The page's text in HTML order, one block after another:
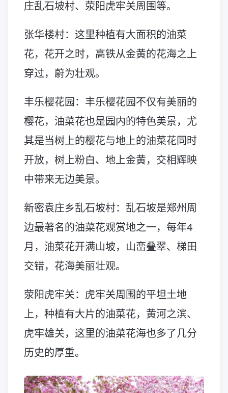
庄乱石坡村、荥阳虎牢关周围等。
张华楼村：这里种植有大面积的油菜
花，花开之时，高铁从金黄的花海之上
穿过，蔚为壮观。
丰乐樱花园：丰乐樱花园不仅有美丽的
樱花，油菜花也是园内的特色美景，尤
其是当树上的樱花与地上的油菜花同时
开放，树上粉白、地上金黄，交相辉映
中带来无边美景。
新密袁庄乡乱石坡村：乱石坡是郑州周
边最著名的油菜花观赏地之一，每年4
月，油菜花开满山坡，山峦叠翠、梯田
交错，花海美丽壮观。
荥阳虎牢关：虎牢关周围的平坦土地
上，种植有大片的油菜花，黄河之滨、
虎牢雄关，这里的油菜花海也多了几分
历史的厚重。